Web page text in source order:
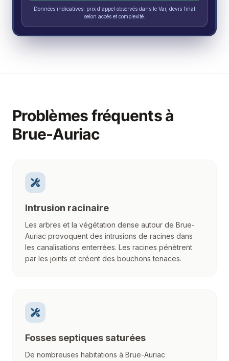
Données indicatives: prix d'appel observés dans le Var, devis final
selon accès et complexité.
Problèmes fréquents à
Brue-Auriac
Intrusion racinaire
Les arbres et la végétation dense autour de Brue-
Auriac provoquent des intrusions de racines dans
les canalisations enterrées. Les racines pénètrent
par les joints et créent des bouchons tenaces.
Fosses septiques saturées
De nombreuses habitations à Brue-Auriac